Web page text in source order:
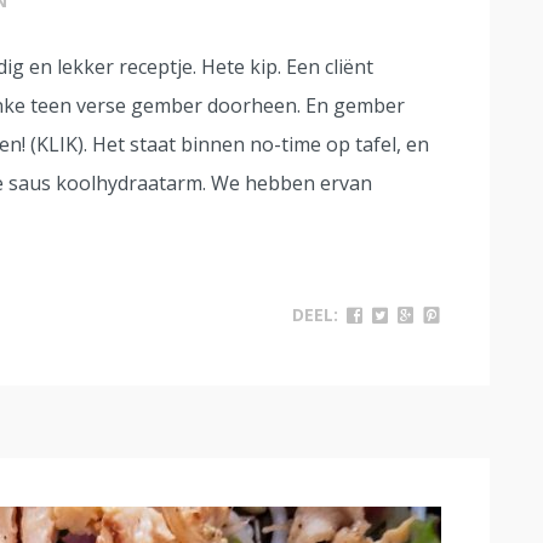
en lekker receptje. Hete kip. Een cliënt
teen verse gember doorheen. En gember
(KLIK). Het staat binnen no-time op tafel, en
koolhydraatarm. We hebben ervan
DEEL: